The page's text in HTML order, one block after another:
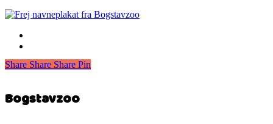
Share
Share Share Share Pin
Bogstavzoo